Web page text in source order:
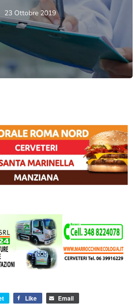
23 Ottobre 2019
Like Email